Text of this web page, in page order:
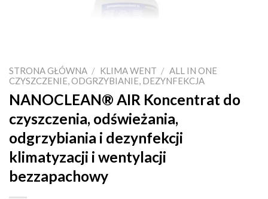
STRONA GŁÓWNA / KLIMA WENT / ALL IN ONE
CZYSZCZENIE, ODGRZYBIANIE, DEZYNFEKCJA
NANOCLEAN® AIR Koncentrat do
czyszczenia, odświeżania,
odgrzybiania i dezynfekcji
klimatyzacji i wentylacji
bezzapachowy